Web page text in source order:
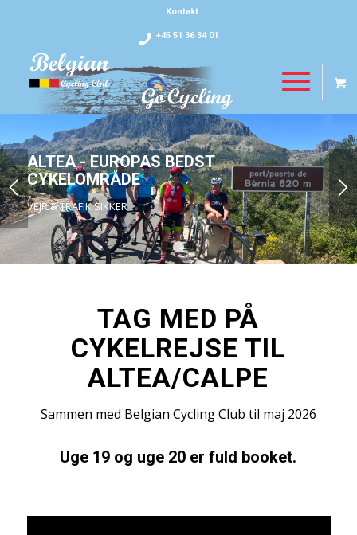
Kontakt
+45 51 36 34 01
ALTEA - EUROPAS BEDST
CYKELOMRÅDE
VEJR & TRAFIK SIKKER
1 2 3
TAG MED PÅ
CYKELREJSE TIL
ALTEA/CALPE
Sammen med Belgian Cycling Club til maj 2026
Uge 19 og uge 20 er fuld booket.